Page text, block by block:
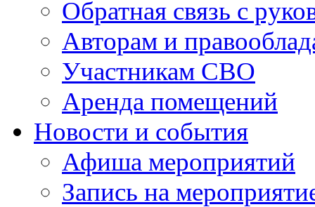
Обратная связь с
Авторам и
Участникам СВО
Аренда помещений
Новости и события
Афиша мероприятий
Запись на